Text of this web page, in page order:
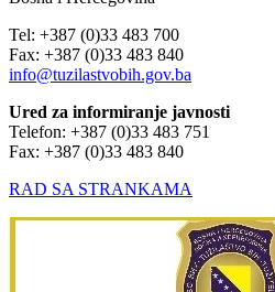
Tel: +387 (0)33 483 700
Fax: +387 (0)33 483 840
info@tuzilastvobih.gov.ba
Ured za informiranje javnosti
Telefon: +387 (0)33 483 751
Fax: +387 (0)33 483 840
RAD SA STRANKAMA